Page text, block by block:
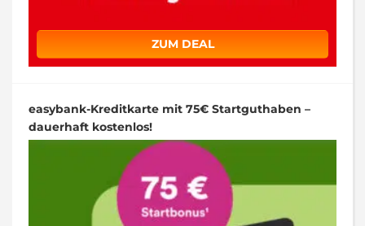
ZUM DEAL
easybank-Kreditkarte mit 75€ Startguthaben –
dauerhaft kostenlos!